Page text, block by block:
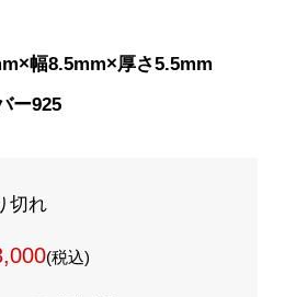
幅8.5mm×厚さ5.5mm
ー925
切れ
(税込)